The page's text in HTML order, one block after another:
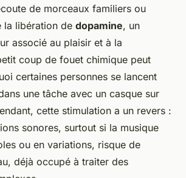
de morceaux familiers ou
la libération de dopamine, un
associé au plaisir et à la
coup de fouet chimique peut
certaines personnes se lancent
une tâche avec un casque sur
cette stimulation a un revers :
sonores, surtout si la musique
ou en variations, risque de
déjà occupé à traiter des